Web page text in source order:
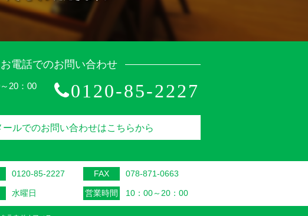
お電話でのお問い合わせ
20：00
0120-85-2227
ールでのお問い合わせはこちらから
0120-85-2227 FAX 078-871-0663
水曜日 営業時間 10：00～20：00